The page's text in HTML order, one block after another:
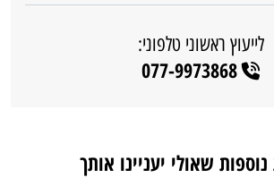
לייעוץ ראשוני טלפוני:
077-9973868
שאולי יעניינו אותך